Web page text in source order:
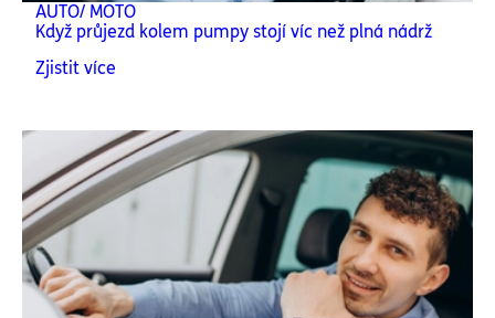
AUTO/ MOTO
Když průjezd kolem pumpy stojí víc než plná nádrž
Zjistit více